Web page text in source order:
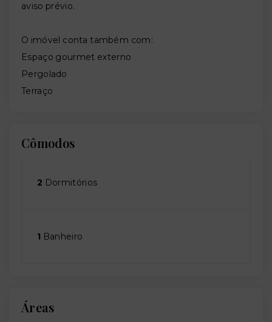
aviso prévio.
O imóvel conta também com:
Espaço gourmet externo
Pergolado
Terraço
Cômodos
2 Dormitórios
1 Banheiro
Áreas